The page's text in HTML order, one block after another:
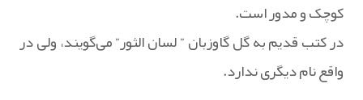
کوچک و مدور است.
در کتب قدیم به گل گاوزبان ” لسان الثور” می‌گویند، ولی در
واقع نام دیگری ندارد.